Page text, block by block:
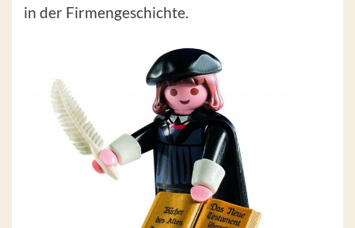
in der Firmengeschichte.